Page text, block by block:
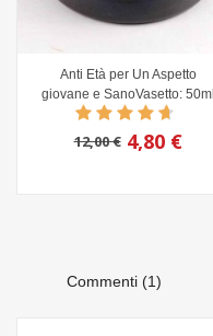
Anti Età per Un Aspetto
giovane e SanoVasetto: 50ml
12,00 € 4,80 €
Commenti (1)